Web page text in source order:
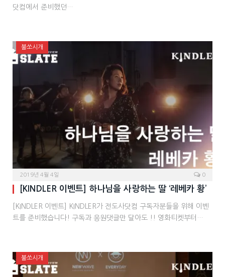
닷컴에서 준비했던…
불쏘시개
2019년 4월 4일 0
[KINDLER 이벤트] 하나님을 사랑하는 딸 ‘레베카 황’
[KINDLER 이벤트] KINDLER가 전도사닷컴 구독자분들을 위해 이벤
트를 준비했습니다! 구독과 응원댓글만 달아도 !! 영화티켓부터…
불쏘시개